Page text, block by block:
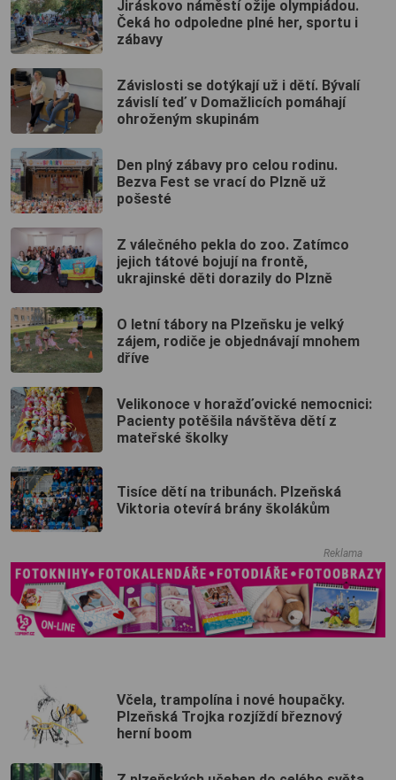
Jiráskovo náměstí ožije olympiádou.
Čeká ho odpoledne plné her, sportu i
zábavy
Závislosti se dotýkají už i dětí. Bývalí
závislí teď v Domažlicích pomáhají
ohroženým skupinám
Den plný zábavy pro celou rodinu.
Bezva Fest se vrací do Plzně už
pošesté
Z válečného pekla do zoo. Zatímco
jejich tátové bojují na frontě,
ukrajinské děti dorazily do Plzně
O letní tábory na Plzeňsku je velký
zájem, rodiče je objednávají mnohem
dříve
Velikonoce v horažďovické nemocnici:
Pacienty potěšila návštěva dětí z
mateřské školky
Tisíce dětí na tribunách. Plzeňská
Viktoria otevírá brány školákům
Reklama
Včela, trampolína i nové houpačky.
Plzeňská Trojka rozjíždí březnový
herní boom